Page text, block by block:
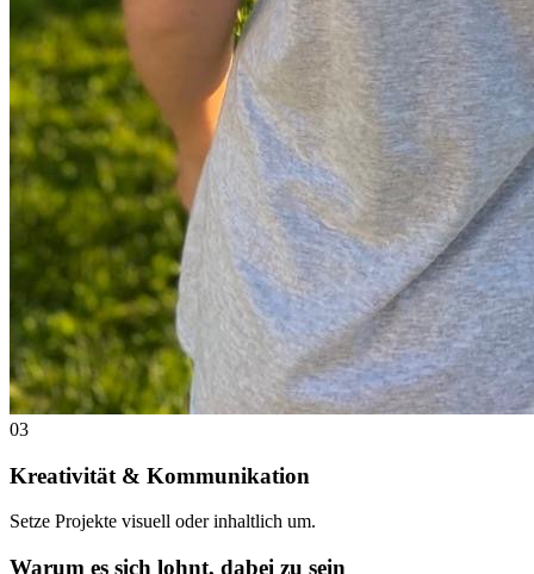
03
Kreativität & Kommunikation
Setze Projekte visuell oder inhaltlich um.
Warum es sich lohnt, dabei zu sein